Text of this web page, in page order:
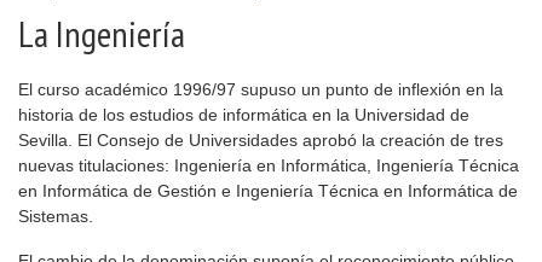
La Ingeniería
El curso académico 1996/97 supuso un punto de inflexión en la
historia de los estudios de informática en la Universidad de
Sevilla. El Consejo de Universidades aprobó la creación de tres
nuevas titulaciones: Ingeniería en Informática, Ingeniería Técnica
en Informática de Gestión e Ingeniería Técnica en Informática de
Sistemas.